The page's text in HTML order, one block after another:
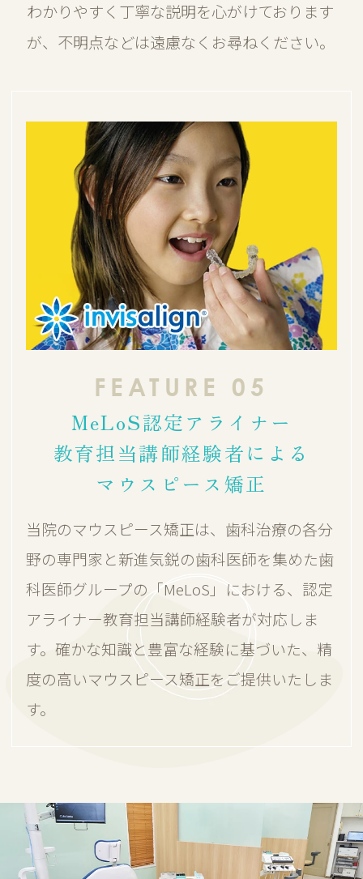
わかりやすく丁寧な説明を心がけております
が、不明点などは遠慮なくお尋ねください。
FEATURE 05
MeLoS認定アライナー
教育担当講師経験者による
マウスピース矯正
当院のマウスピース矯正は、歯科治療の各分
野の専門家と新進気鋭の歯科医師を集めた歯
科医師グループの「MeLoS」における、認定
アライナー教育担当講師経験者が対応しま
す。確かな知識と豊富な経験に基づいた、精
度の高いマウスピース矯正をご提供いたしま
す。